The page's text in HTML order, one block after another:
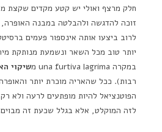
חלק מרצף ואולי יש קטע מקדים שקצת
זוכה להדגשה ולהבלטה במבנה האופרה,
לרוב ביצעו אותה אינספור פעמים
יותר טוב מכל השאר ונשמעת מנותקת
במקרה una furtiva lagrima מ
שיקוי
רבות). ככל שהאריה מוכרת יותר
הפוטנציאל להיות מופתעים לרעה ולא
לזה המוקלט, אלא בגלל שכעת זה